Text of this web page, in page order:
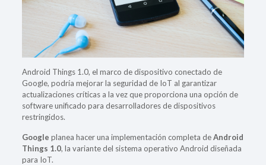
Android Things 1.0, el marco de dispositivo conectado de
Google, podría mejorar la seguridad de IoT al garantizar
actualizaciones críticas a la vez que proporciona una opción de
software unificado para desarrolladores de dispositivos
restringidos.
Google planea hacer una implementación completa deAndroid
Things 1.0, la variante del sistema operativo Android diseñada
para IoT.